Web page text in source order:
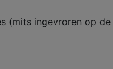
(mits ingevroren op